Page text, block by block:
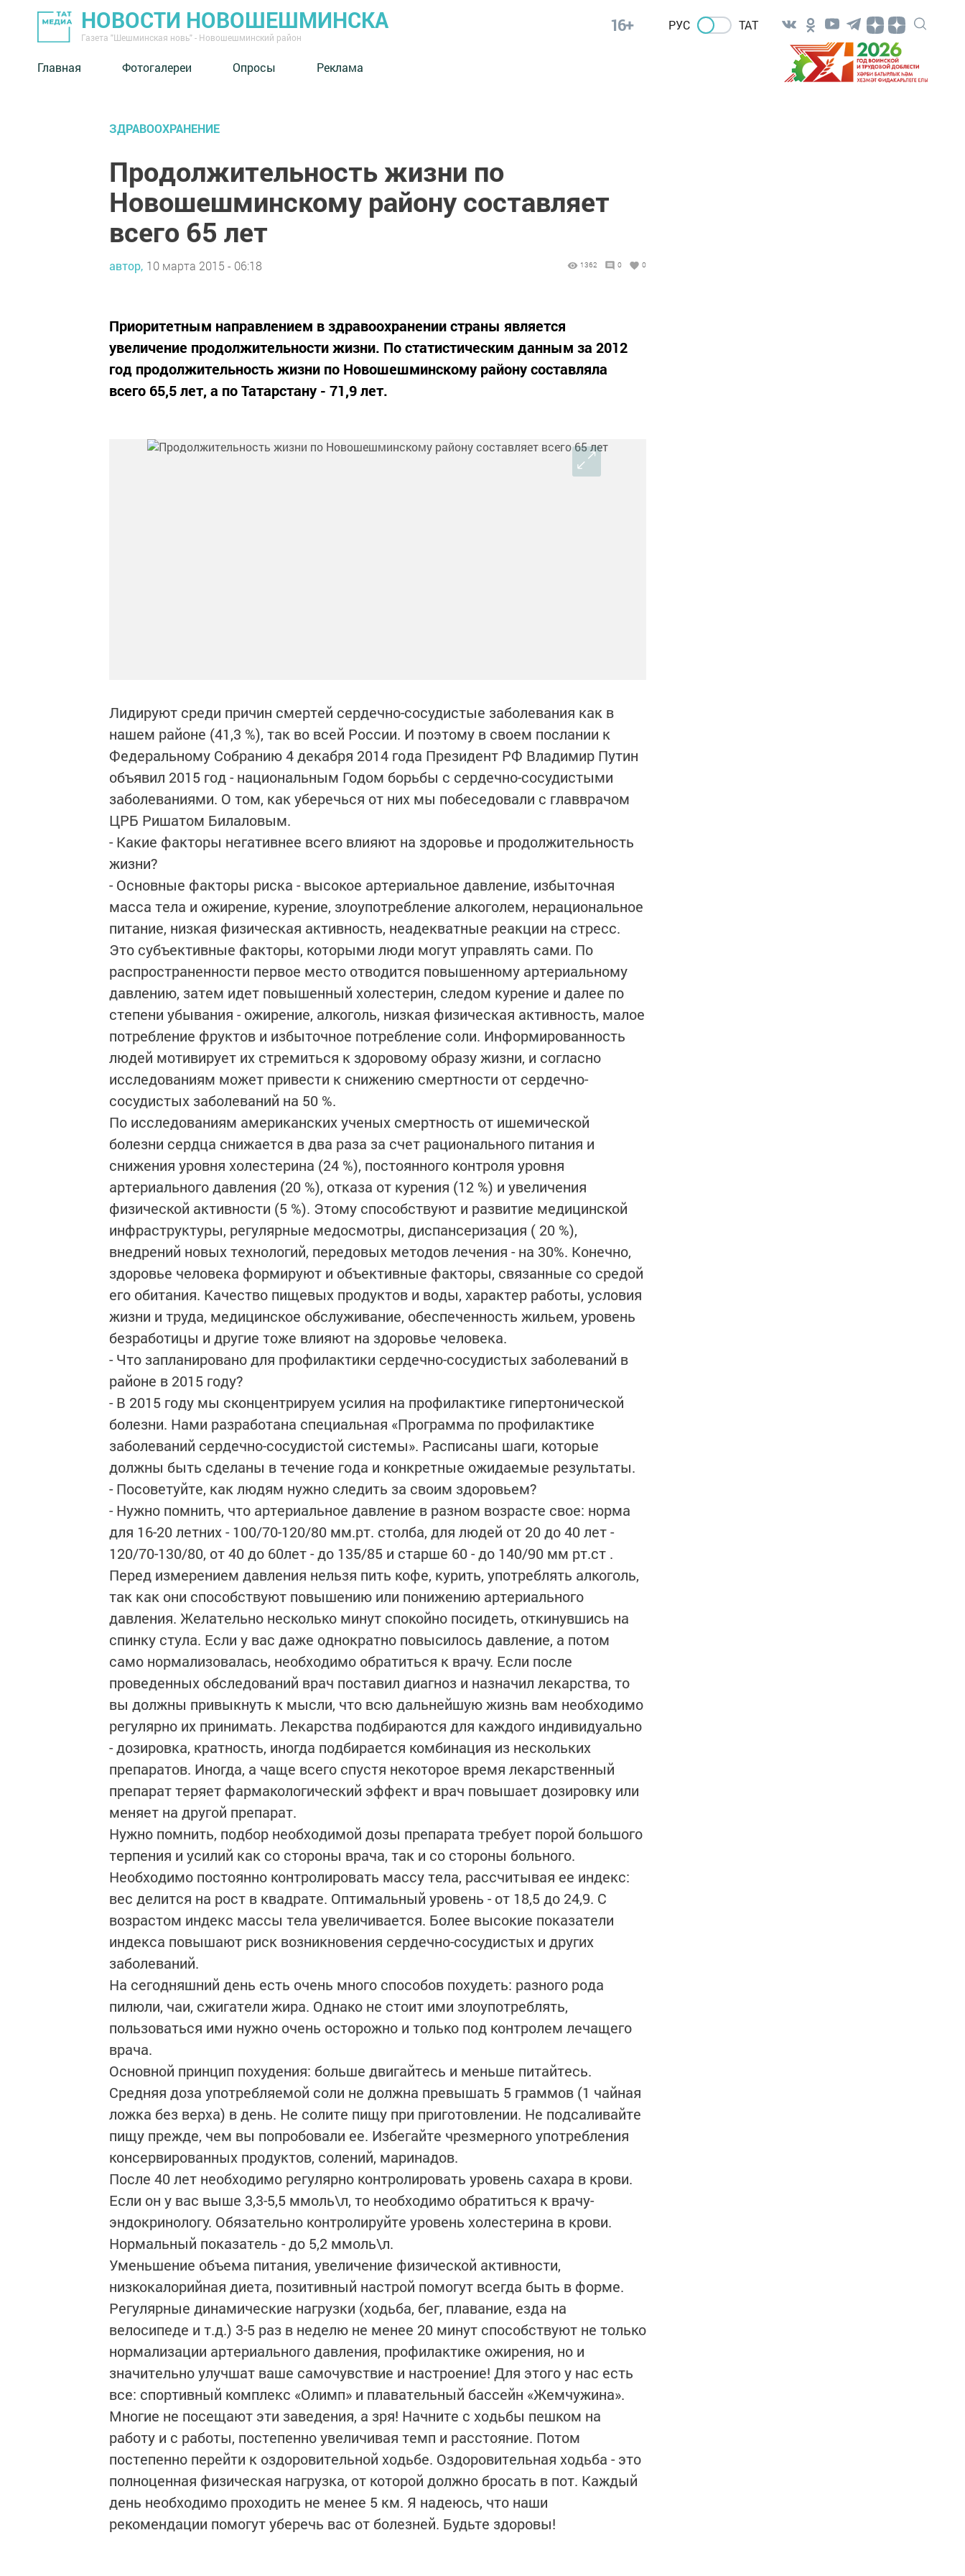
НОВОСТИ НОВОШЕШМИНСКА
Газета "Шешминская новь" - Новошешминский район
16+ РУС ТАТ
Главная Фотогалереи Опросы Реклама
ЗДРАВООХРАНЕНИЕ
Продолжительность жизни по
Новошешминскому району составляет
всего 65 лет
автор, 10 марта 2015 - 06:18 1362 0 0
Приоритетным направлением в здравоохранении страны является
увеличение продолжительности жизни. По статистическим данным за 2012
год продолжительность жизни по Новошешминскому району составляла
всего 65,5 лет, а по Татарстану - 71,9 лет.
Лидируют среди причин смертей сердечно-сосудистые заболевания как в
нашем районе (41,3 %), так во всей России. И поэтому в своем послании к
Федеральному Собранию 4 декабря 2014 года Президент РФ Владимир Путин
объявил 2015 год - национальным Годом борьбы с сердечно-сосудистыми
заболеваниями. О том, как уберечься от них мы побеседовали с главврачом
ЦРБ Ришатом Билаловым.
- Какие факторы негативнее всего влияют на здоровье и продолжительность
жизни?
- Основные факторы риска - высокое артериальное давление, избыточная
масса тела и ожирение, курение, злоупотребление алкоголем, нерациональное
питание, низкая физическая активность, неадекватные реакции на стресс.
Это субъективные факторы, которыми люди могут управлять сами. По
распространенности первое место отводится повышенному артериальному
давлению, затем идет повышенный холестерин, следом курение и далее по
степени убывания - ожирение, алкоголь, низкая физическая активность, малое
потребление фруктов и избыточное потребление соли. Информированность
людей мотивирует их стремиться к здоровому образу жизни, и согласно
исследованиям может привести к снижению смертности от сердечно-
сосудистых заболеваний на 50 %.
По исследованиям американских ученых смертность от ишемической
болезни сердца снижается в два раза за счет рационального питания и
снижения уровня холестерина (24 %), постоянного контроля уровня
артериального давления (20 %), отказа от курения (12 %) и увеличения
физической активности (5 %). Этому способствуют и развитие медицинской
инфраструктуры, регулярные медосмотры, диспансеризация ( 20 %),
внедрений новых технологий, передовых методов лечения - на 30%. Конечно,
здоровье человека формируют и объективные факторы, связанные со средой
его обитания. Качество пищевых продуктов и воды, характер работы, условия
жизни и труда, медицинское обслуживание, обеспеченность жильем, уровень
безработицы и другие тоже влияют на здоровье человека.
- Что запланировано для профилактики сердечно-сосудистых заболеваний в
районе в 2015 году?
- В 2015 году мы сконцентрируем усилия на профилактике гипертонической
болезни. Нами разработана специальная «Программа по профилактике
заболеваний сердечно-сосудистой системы». Расписаны шаги, которые
должны быть сделаны в течение года и конкретные ожидаемые результаты.
- Посоветуйте, как людям нужно следить за своим здоровьем?
- Нужно помнить, что артериальное давление в разном возрасте свое: норма
для 16-20 летних - 100/70-120/80 мм.рт. столба, для людей от 20 до 40 лет -
120/70-130/80, от 40 до 60лет - до 135/85 и старше 60 - до 140/90 мм рт.ст .
Перед измерением давления нельзя пить кофе, курить, употреблять алкоголь,
так как они способствуют повышению или понижению артериального
давления. Желательно несколько минут спокойно посидеть, откинувшись на
спинку стула. Если у вас даже однократно повысилось давление, а потом
само нормализовалась, необходимо обратиться к врачу. Если после
проведенных обследований врач поставил диагноз и назначил лекарства, то
вы должны привыкнуть к мысли, что всю дальнейшую жизнь вам необходимо
регулярно их принимать. Лекарства подбираются для каждого индивидуально
- дозировка, кратность, иногда подбирается комбинация из нескольких
препаратов. Иногда, а чаще всего спустя некоторое время лекарственный
препарат теряет фармакологический эффект и врач повышает дозировку или
меняет на другой препарат.
Нужно помнить, подбор необходимой дозы препарата требует порой большого
терпения и усилий как со стороны врача, так и со стороны больного.
Необходимо постоянно контролировать массу тела, рассчитывая ее индекс:
вес делится на рост в квадрате. Оптимальный уровень - от 18,5 до 24,9. С
возрастом индекс массы тела увеличивается. Более высокие показатели
индекса повышают риск возникновения сердечно-сосудистых и других
заболеваний.
На сегодняшний день есть очень много способов похудеть: разного рода
пилюли, чаи, сжигатели жира. Однако не стоит ими злоупотреблять,
пользоваться ими нужно очень осторожно и только под контролем лечащего
врача.
Основной принцип похудения: больше двигайтесь и меньше питайтесь.
Средняя доза употребляемой соли не должна превышать 5 граммов (1 чайная
ложка без верха) в день. Не солите пищу при приготовлении. Не подсаливайте
пищу прежде, чем вы попробовали ее. Избегайте чрезмерного употребления
консервированных продуктов, солений, маринадов.
После 40 лет необходимо регулярно контролировать уровень сахара в крови.
Если он у вас выше 3,3-5,5 ммоль\л, то необходимо обратиться к врачу-
эндокринологу. Обязательно контролируйте уровень холестерина в крови.
Нормальный показатель - до 5,2 ммоль\л.
Уменьшение объема питания, увеличение физической активности,
низкокалорийная диета, позитивный настрой помогут всегда быть в форме.
Регулярные динамические нагрузки (ходьба, бег, плавание, езда на
велосипеде и т.д.) 3-5 раз в неделю не менее 20 минут способствуют не только
нормализации артериального давления, профилактике ожирения, но и
значительно улучшат ваше самочувствие и настроение! Для этого у нас есть
все: спортивный комплекс «Олимп» и плавательный бассейн «Жемчужина».
Многие не посещают эти заведения, а зря! Начните с ходьбы пешком на
работу и с работы, постепенно увеличивая темп и расстояние. Потом
постепенно перейти к оздоровительной ходьбе. Оздоровительная ходьба - это
полноценная физическая нагрузка, от которой должно бросать в пот. Каждый
день необходимо проходить не менее 5 км. Я надеюсь, что наши
рекомендации помогут уберечь вас от болезней. Будьте здоровы!